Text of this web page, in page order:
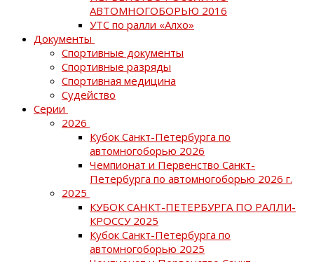
АВТОМНОГОБОРЬЮ 2016
УТС по ралли «Алхо»
Документы
Спортивные документы
Спортивные разряды
Спортивная медицина
Судейство
Серии
2026
Кубок Санкт-Петербурга по
автомногоборью 2026
Чемпионат и Первенство Санкт-
Петербурга по автомногоборью 2026 г.
2025
КУБОК САНКТ-ПЕТЕРБУРГА ПО РАЛЛИ-
КРОССУ 2025
Кубок Санкт-Петербурга по
автомногоборью 2025